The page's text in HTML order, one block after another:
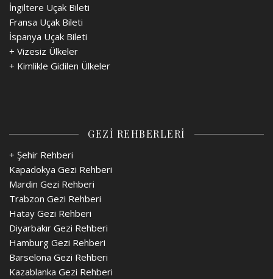
İngiltere Uçak Bileti
Fransa Uçak Bileti
İspanya Uçak Bileti
+ Vizesiz Ülkeler
+ Kimlikle Gidilen Ülkeler
GEZİ REHBERLERİ
+ Şehir Rehberi
Kapadokya Gezi Rehberi
Mardin Gezi Rehberi
Trabzon Gezi Rehberi
Hatay Gezi Rehberi
Diyarbakır Gezi Rehberi
Hamburg Gezi Rehberi
Barselona Gezi Rehberi
Kazablanka Gezi Rehberi